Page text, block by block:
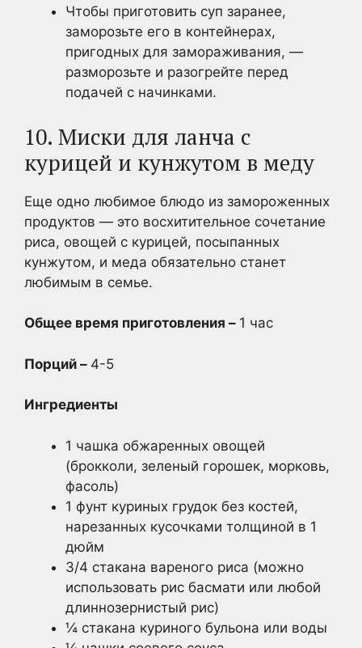
Чтобы приготовить суп заранее,
заморозьте его в контейнерах,
пригодных для замораживания, —
разморозьте и разогрейте перед
подачей с начинками.
10. Миски для ланча с
курицей и кунжутом в меду
Еще одно любимое блюдо из замороженных
продуктов — это восхитительное сочетание
риса, овощей с курицей, посыпанных
кунжутом, и меда обязательно станет
любимым в семье.
Общее время приготовления – 1 час
Порций – 4-5
Ингредиенты
1 чашка обжаренных овощей
(брокколи, зеленый горошек, морковь,
фасоль)
1 фунт куриных грудок без костей,
нарезанных кусочками толщиной в 1
дюйм
3/4 стакана вареного риса (можно
использовать рис басмати или любой
длиннозернистый рис)
¼ стакана куриного бульона или воды